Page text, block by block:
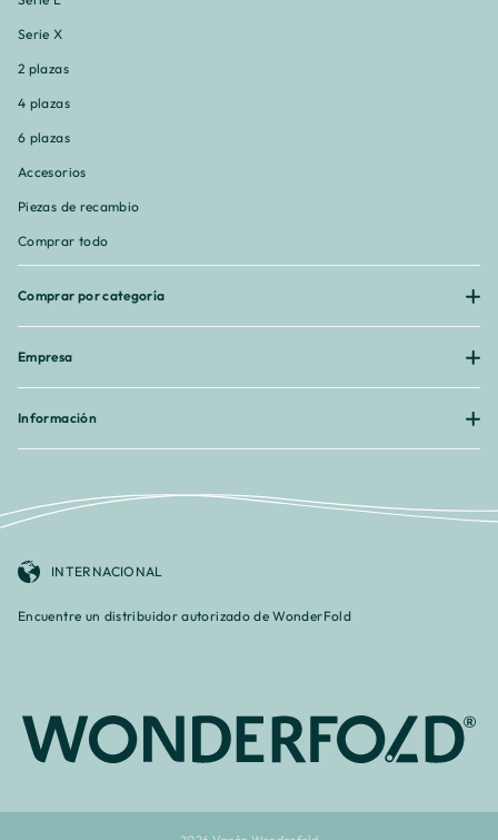
Serie X
2 plazas
4 plazas
6 plazas
Accesorios
Piezas de recambio
Comprar todo
Comprar por categoría
Empresa
Información
INTERNACIONAL
Encuentre un distribuidor autorizado de WonderFold